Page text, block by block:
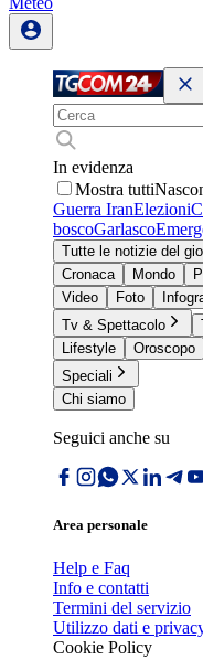
In evidenza
Mostra tutti
Guerra IranElezioni
boscoGarlasco
Tutte le notizie del
Cronaca
Mondo
Video
Foto
Tv & Spettacolo
Lifestyle
Oroscopo
Speciali
Chi siamo
Seguici anche su
Area personale
Help e Faq
Info e contatti
Termini del servizio
Utilizzo dati e
Cookie Policy